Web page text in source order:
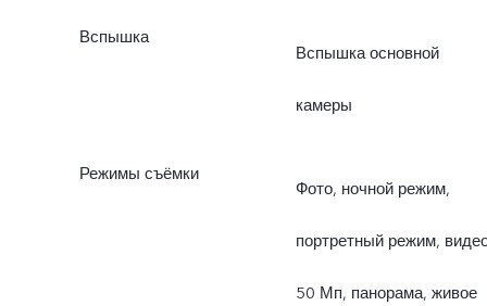
Вспышка
Вспышка основной
камеры
Режимы съёмки
Фото, ночной режим,
портретный режим,
50 Мп, панорама, живое